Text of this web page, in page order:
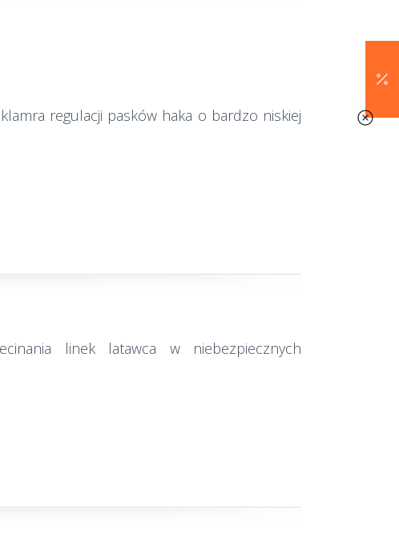
regulacji pasków haka o bardzo niskiej
linek latawca w niebezpiecznych